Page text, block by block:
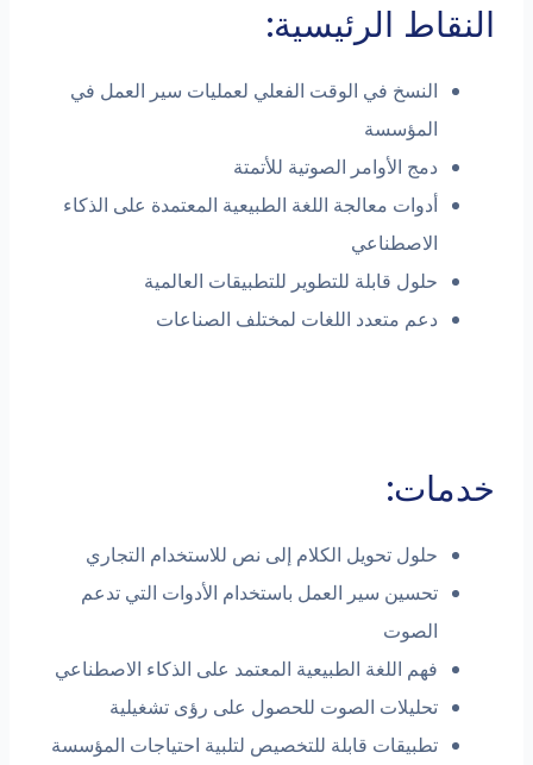
النقاط الرئيسية:
النسخ في الوقت الفعلي لعمليات سير العمل في
المؤسسة
دمج الأوامر الصوتية للأتمتة
أدوات معالجة اللغة الطبيعية المعتمدة على الذكاء
الاصطناعي
حلول قابلة للتطوير للتطبيقات العالمية
دعم متعدد اللغات لمختلف الصناعات
خدمات:
حلول تحويل الكلام إلى نص للاستخدام التجاري
تحسين سير العمل باستخدام الأدوات التي تدعم
الصوت
فهم اللغة الطبيعية المعتمد على الذكاء الاصطناعي
تحليلات الصوت للحصول على رؤى تشغيلية
تطبيقات قابلة للتخصيص لتلبية احتياجات المؤسسة